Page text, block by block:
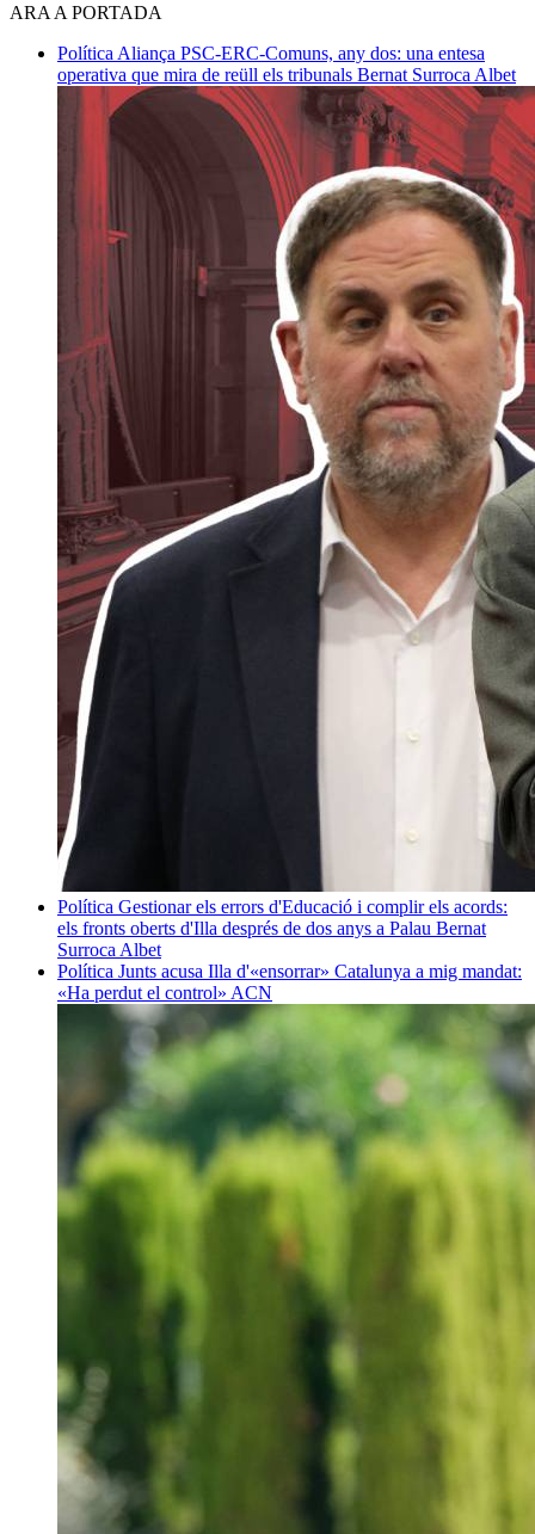
ARA A PORTADA
Política Aliança PSC-ERC-Comuns, any dos: una entesa
operativa que mira de reüll els tribunals Bernat Surroca Albet
Política Gestionar els errors d'Educació i complir els acords:
els fronts oberts d'Illa després de dos anys a Palau Bernat
Surroca Albet
Política Junts acusa Illa d'«ensorrar» Catalunya a mig mandat:
«Ha perdut el control» ACN